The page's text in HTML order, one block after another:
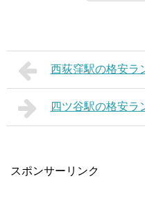
西荻窪駅の格安ラ
四ツ谷駅の格安ラ
スポンサーリンク